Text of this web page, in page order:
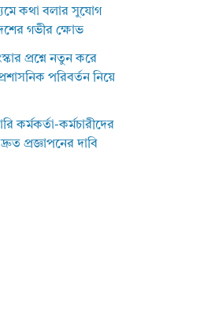
কথা বলার সুযোগ
গভীর ক্ষোভ
প্রশ্নে নতুন করে
পরিবর্তন নিয়ে
কর্মকর্তা-কর্মচারীদের
প্রজ্ঞাপনের দাবি